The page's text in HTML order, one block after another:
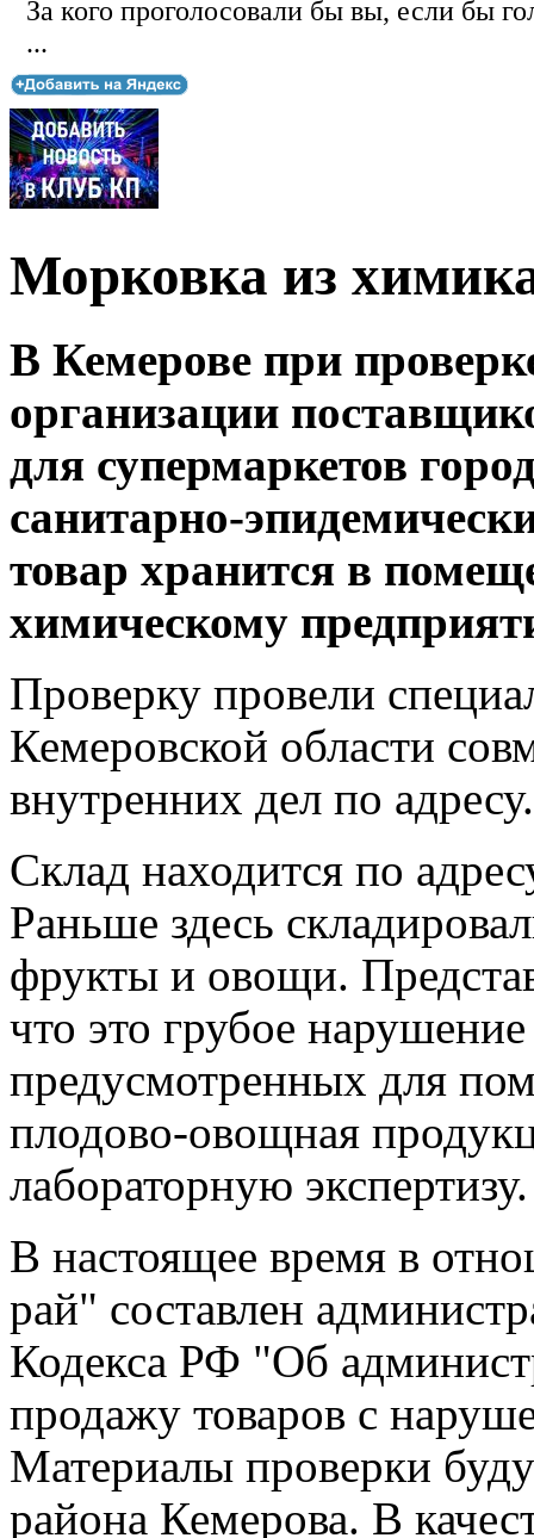
За кого проголосовали бы вы, если бы
...
Морковка из
В Кемерове при
организации
для супермаркетов
санитарно-
товар хранится в
химическому
Проверку провели
Кемеровской области
внутренних дел по адресу.
Склад находится по
Раньше здесь
фрукты и овощи.
что это грубое
предусмотренных для
плодово-овощная
лабораторную экспертизу.
В настоящее время в
рай" составлен
Кодекса РФ "Об
продажу товаров с
Материалы проверки
района Кемерова. В